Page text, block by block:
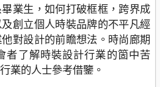
業生，如何打破框框，跨界成
創立個人時裝品牌的不平凡經
對設計的前瞻想法。時尚廊期
者了解時裝設計行業的箇中苦
業的人士參考借鑒。